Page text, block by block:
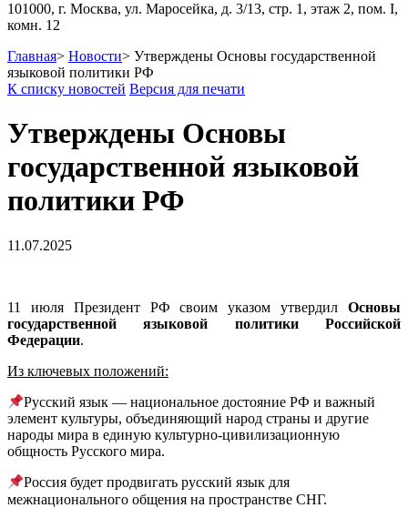
101000, г. Москва, ул. Маросейка, д. 3/13, стр. 1, этаж 2, пом. I,
комн. 12
Главная> Новости> Утверждены Основы государственной
языковой политики РФ
К списку новостей Версия для печати
Утверждены Основы
государственной языковой
политики РФ
11.07.2025
11 июля Президент РФ своим указом утвердил Основы
государственной языковой политики Российской
Федерации.
Из ключевых положений:
Русский язык — национальное достояние РФ и важный
элемент культуры, объединяющий народ страны и другие
народы мира в единую культурно-цивилизационную
общность Русского мира.
Россия будет продвигать русский язык для
межнационального общения на пространстве СНГ.